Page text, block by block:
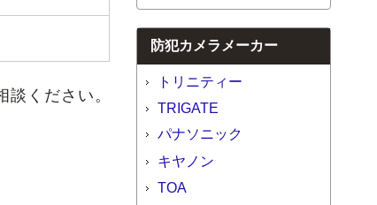
ください。
防犯カメラメーカー
トリニティー
TRIGATE
パナソニック
キヤノン
TOA